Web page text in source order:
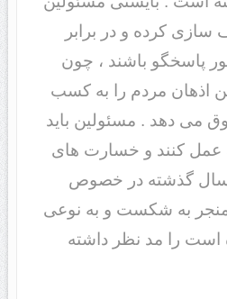
کرده و در برابر
پاسخگو باشند ، چون
اذهان مردم را به کسب
می دهد . مسئولین باید
عمل کنند و خسارت های
گذشته در خصوص
منجر به شکست و به نوعی
است را مد نظر داشته